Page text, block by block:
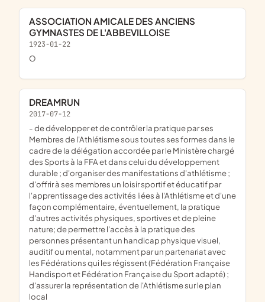
ASSOCIATION AMICALE DES ANCIENS
GYMNASTES DE L'ABBEVILLOISE
1923-01-22
o
DREAMRUN
2017-07-12
- de développer et de contrôler la pratique par ses
Membres de l'Athlétisme sous toutes ses formes dans le
cadre de la délégation accordée par le Ministère chargé
des Sports à la FFA et dans celui du développement
durable ; d'organiser des manifestations d'athlétisme ;
d'offrir à ses membres un loisir sportif et éducatif par
l'apprentissage des activités liées à l'Athlétisme et d'une
façon complémentaire, éventuellement, la pratique
d'autres activités physiques, sportives et de pleine
nature; de permettre l'accès à la pratique des
personnes présentant un handicap physique visuel,
auditif ou mental, notamment par un partenariat avec
les Fédérations qui les régissent (Fédération Française
Handisport et Fédération Française du Sport adapté) ;
d'assurer la représentation de l'Athlétisme sur le plan
local